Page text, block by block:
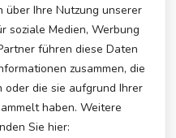
über Ihre Nutzung unserer
soziale Medien, Werbung
führen diese Daten
zusammen, die
die sie aufgrund Ihrer
haben. Weitere
Sie hier: